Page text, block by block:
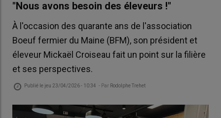
"Nous avons besoin des éleveurs !"
À l'occasion des quarante ans de l'association
Boeuf fermier du Maine (BFM), son président et
éleveur Mickaël Croiseau fait un point sur la filière
et ses perspectives.
Publié le jeu 23/04/2026 - 10:34 - Par Rodolphe Trehet